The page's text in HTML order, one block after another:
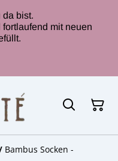
da bist.
mit neuen
Bambus Socken -